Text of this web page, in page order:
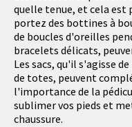
quelle tenue, et cela est
portez des bottines à
de boucles d'oreilles
bracelets délicats,
Les sacs, qu'il s'agisse
de totes, peuvent
l'importance de la
sublimer vos pieds et
chaussure.